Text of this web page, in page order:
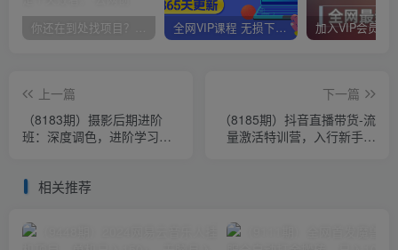
你还在到处找项目？还在当韭菜？我靠卖项目一个月收入5万+，曾经我也是个失败者。 全网VIP课程 无损下载~
上一篇
（8183期）摄影后期进阶
班：深度调色，进阶学习，
下一篇
（8185期）抖音直播带货-流
量激活特训营，入行新手小
相关推荐